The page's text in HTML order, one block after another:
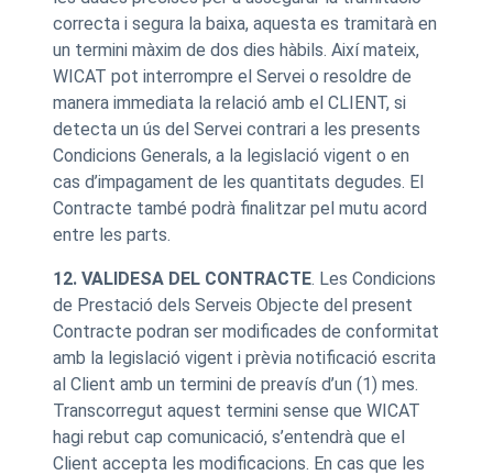
correcta i segura la baixa, aquesta es tramitarà en
un termini màxim de dos dies hàbils. Així mateix,
WICAT pot interrompre el Servei o resoldre de
manera immediata la relació amb el CLIENT, si
detecta un ús del Servei contrari a les presents
Condicions Generals, a la legislació vigent o en
cas d’impagament de les quantitats degudes. El
Contracte també podrà finalitzar pel mutu acord
entre les parts.
12. VALIDESA DEL CONTRACTE. Les Condicions
de Prestació dels Serveis Objecte del present
Contracte podran ser modificades de conformitat
amb la legislació vigent i prèvia notificació escrita
al Client amb un termini de preavís d’un (1) mes.
Transcorregut aquest termini sense que WICAT
hagi rebut cap comunicació, s’entendrà que el
Client accepta les modificacions. En cas que les